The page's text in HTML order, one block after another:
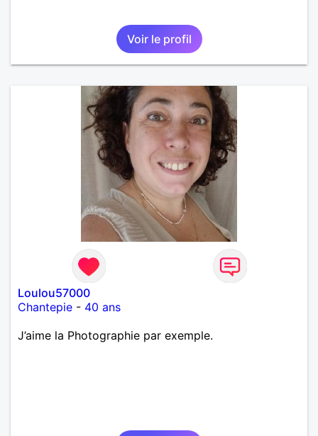
Voir le profil
Loulou57000
Chantepie - 40 ans
J’aime la Photographie par exemple.